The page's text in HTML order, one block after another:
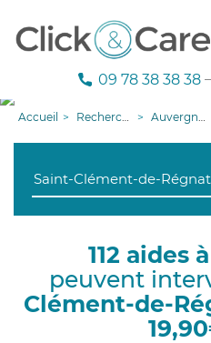
09 78 38 38 38
Accueil Recherche aide à domicile Auvergne-Rhône-Alpes
112 aides
peuvent
Clément-de-